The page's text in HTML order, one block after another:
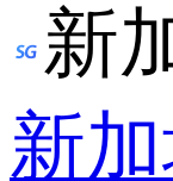
新
新